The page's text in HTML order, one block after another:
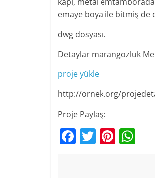
emaye boya ile bitmiş de
dwg dosyası.
Detaylar marangozluk
proje yükle
http://ornek.org/
Proje Paylaş:
F T Pi